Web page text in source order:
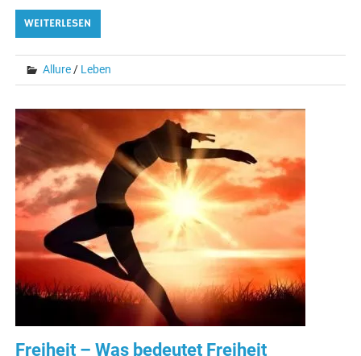
WEITERLESEN
Allure / Leben
Freiheit – Was bedeutet Freiheit